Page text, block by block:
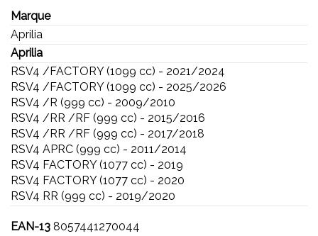
Marque
Aprilia
Aprilia
RSV4 /FACTORY (1099 cc) - 2021/2024
RSV4 /FACTORY (1099 cc) - 2025/2026
RSV4 /R (999 cc) - 2009/2010
RSV4 /RR /RF (999 cc) - 2015/2016
RSV4 /RR /RF (999 cc) - 2017/2018
RSV4 APRC (999 cc) - 2011/2014
RSV4 FACTORY (1077 cc) - 2019
RSV4 FACTORY (1077 cc) - 2020
RSV4 RR (999 cc) - 2019/2020
EAN-13 8057441270044